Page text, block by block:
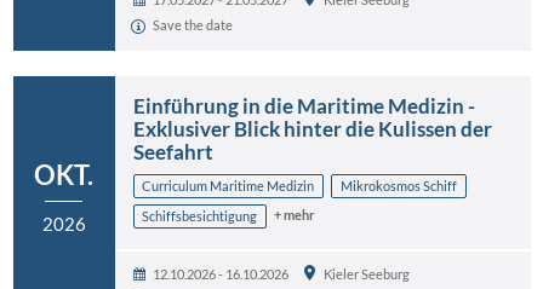
Save the date
OKT.
2026
Einführung in die Maritime Medizin -
Exklusiver Blick hinter die Kulissen der
Seefahrt
Curriculum Maritime Medizin
Mikrokosmos Schiff
Schiffsbesichtigung
+ mehr
12.10.2026 - 16.10.2026
Kieler Seeburg